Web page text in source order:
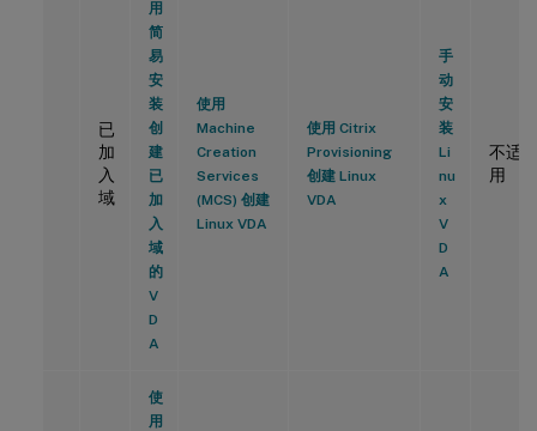
已
加
入
域
用
简
易
安
装
创
建
已
加
入
域
的
V
D
A
使用
Machine
Creation
Services
(MCS) 创建
Linux VDA
使用 Citrix
Provisioning
创建 Linux
VDA
手
动
安
装
Li
nu
x
V
D
A
不适
用
使
用